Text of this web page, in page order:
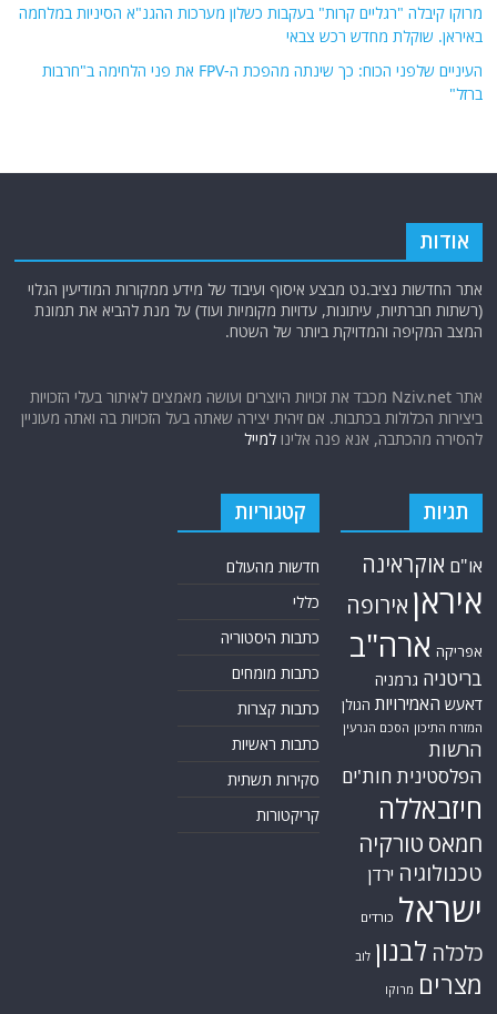
מרוקו קיבלה "רגליים קרות" בעקבות כשלון מערכות ההגנ"א הסיניות במלחמה
באיראן. שוקלת מחדש רכש צבאי
העיניים שלפני הכוח: כך שינתה מהפכת ה-FPV את פני הלחימה ב"חרבות
ברזל"
אודות
אתר החדשות נציב.נט מבצע איסוף ועיבוד של מידע ממקורות המודיעין הגלוי
(רשתות חברתיות, עיתונות, עדויות מקומיות ועוד) על מנת להביא את תמונת
המצב המקיפה והמדויקת ביותר של השטח.
אתר Nziv.net מכבד את זכויות היוצרים ועושה מאמצים לאיתור בעלי הזכויות
ביצירות הכלולות בכתבות. אם זיהית יצירה שאתה בעל הזכויות בה ואתה מעוניין
להסירה מהכתבה, אנא פנה אלינולמייל
תגיות
או"ם אוקראינה
איראן אירופה
אפריקה ארה"ב
בריטניה גרמניה
דאעש האמירויות הגולן
המזרח התיכון הסכם הגרעין
הרשות
הפלסטינית חות'ים
חיזבאללה
חמאס טורקיה
טכנולוגיה ירדן
ישראל כורדים
כלכלה לבנון לוב
מצרים מרוקו
קטגוריות
חדשות מהעולם
כללי
כתבות היסטוריה
כתבות מומחים
כתבות קצרות
כתבות ראשיות
סקירות תשתית
קריקטורות